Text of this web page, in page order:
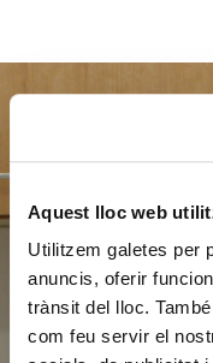
Aquest lloc web
Utilitzem galetes per
anuncis, oferir
trànsit del lloc.
com feu servir el